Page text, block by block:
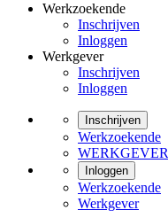
Werkzoekende
Inschrijven
Inloggen
Werkgever
Inschrijven
Inloggen
Inschrijven
Werkzoekende
WERKGEVER
Inloggen
Werkzoekende
Werkgever